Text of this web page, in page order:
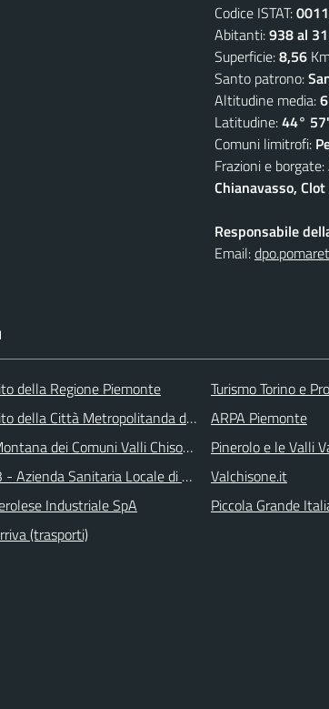
Codice ISTAT:
Abitanti:938 al
Superficie:8,56
Santo patrono:
Altitudine media:
Latitudine:44°
Comuni limitrofi:
Frazioni e borgate:
Chianavasso,
Responsabile
Email:
della Regione Piemonte
della Città Metropolitanda di Torino
dei Comuni Valli Chisone e Germanasca
- Azienda Sanitaria Locale di Collegno e Pinerolo
Industriale SpA
(trasporti)
Turismo Torino e
ARPA Piemonte
Pinerolo e le Valli
Valchisone.it
Piccola Grande